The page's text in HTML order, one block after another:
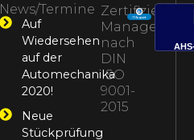
News/Termine
Auf
Wiedersehen
auf der
Automechanika
2020!
Neue
Stückprüfung
Zertifiziertes
nach
DIN
ISO
9001-
2015